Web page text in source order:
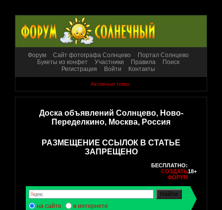
Форум Сайт фотографа Солнцево
Портал Солнцево
Букеты из конфет
Участники Правила
Поиск
Регистрация
Войти Контакты
Активные темы
Доска объявлений Солнцево, Ново-
Переделкино, Москва, Россия
РАЗМЕЩЕНИЕ ССЫЛОК В СТАТЬЕ
ЗАПРЕЩЕНО
БЕСПЛАТНО:
СОЗДАТЬ
ФОРУМ
18+
на сайте в интернете